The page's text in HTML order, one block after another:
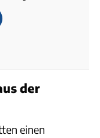
der
einen